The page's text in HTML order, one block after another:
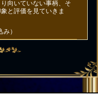
向いていない事柄、そ
と評価を見ていきま
み）